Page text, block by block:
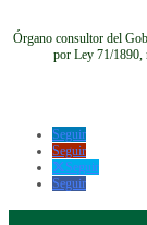
Órgano consultor del
por Ley 71/1890,
Seguir
Seguir
Seguir
Seguir